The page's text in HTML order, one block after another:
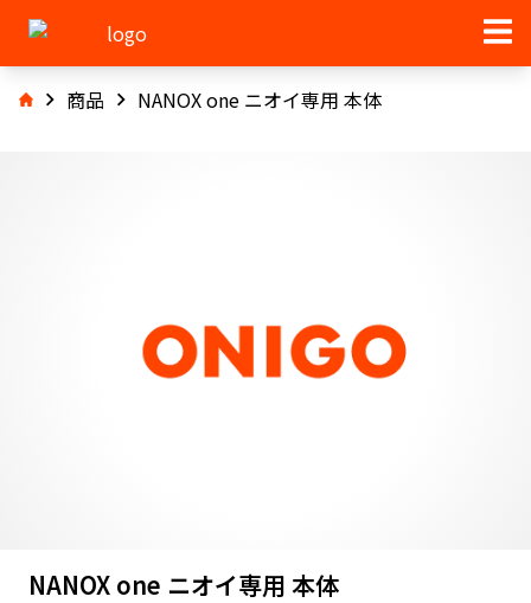
商品 NANOX one ニオイ専用 本体
NANOX one ニオイ専用 本体